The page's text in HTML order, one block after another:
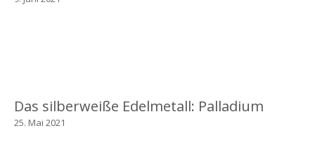
Das silberweiße Edelmetall: Palladium
25. Mai 2021